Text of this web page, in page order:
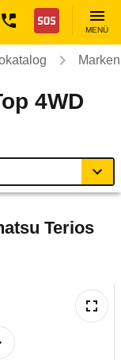
Nothilfe
MENÜ
4WD
Terios